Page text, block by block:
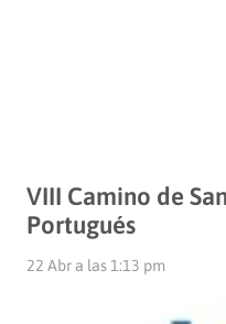
VIII Camino de
Portugués
22 Abr a las 1:13 pm